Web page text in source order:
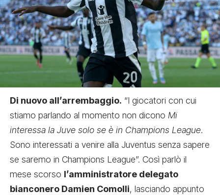
Di nuovo all’arrembaggio. “I giocatori con cui
stiamo parlando al momento non dicono Mi
interessa la Juve solo se è in Champions League.
Sono interessati a venire alla Juventus senza sapere
se saremo in Champions League”. Così parlò il
mese scorso l’amministratore delegato
bianconero Damien Comolli, lasciando appunto